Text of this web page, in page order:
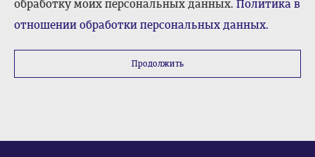
обработку моих персональных данных. Политика в
отношении обработки персональных данных.
Продолжить